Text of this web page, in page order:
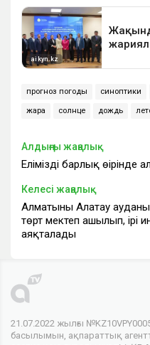
прогноз погоды синоптики
жара солнце дождь
Алдыңғы жаңалық
Еліміздің барлық
Келесі жаңалық
Алматының Алатау
төрт мектеп ашылып,
аяқталады
21.07.2022 жылғы
басылымын, ақпараттық